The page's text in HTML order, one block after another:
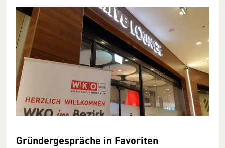
Gründergespräche in Favoriten